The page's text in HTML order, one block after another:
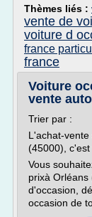
Thèmes liés :
vente de
voiture d
france
france
Voiture
vente
Trier par :
L'achat-
(45000), c'est
Vous
prixà
d'occasion,
occasion de